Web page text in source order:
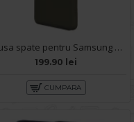
Husa spate pentru Samsung Galaxy S26 Ultra Keephone Airskin - Black
199.90 lei
CUMPARA